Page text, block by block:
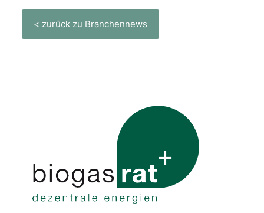
< zurück zu Branchennews